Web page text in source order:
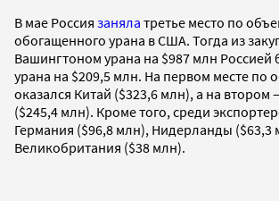
В мае Россия заняла третье место по
обогащенного урана в США. Тогда из
Вашингтоном урана на $987 млн Россией
урана на $209,5 млн. На первом месте по
оказался Китай ($323,6 млн), а на
($245,4 млн). Кроме того, среди
Германия ($96,8 млн), Нидерланды ($63,3
Великобритания ($38 млн).